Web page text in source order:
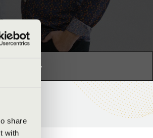
share
with
éjszakája »